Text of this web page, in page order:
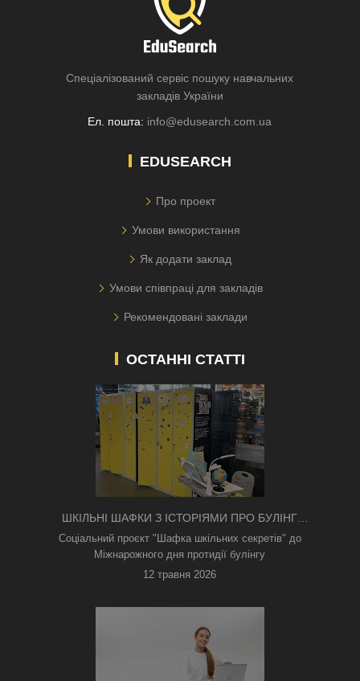
Спеціалізований сервіс пошуку навчальних
закладів України
Ел. пошта: info@edusearch.com.ua
EDUSEARCH
Про проект
Умови використання
Як додати заклад
Умови співпраці для закладів
Рекомендовані заклади
ОСТАННІ СТАТТІ
ШКІЛЬНІ ШАФКИ З ІСТОРІЯМИ ПРО БУЛІНГ
З'ЯВИЛИСЯ В КИЄВІ
Соціальний проєкт "Шафка шкільних секретів" до
Міжнарожного дня протидії булінгу
12 травня 2026